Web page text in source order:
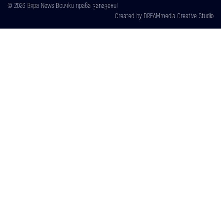
© 2026 Вяра News Всички права запазени!
Created by DREAMmedia Creative Studio